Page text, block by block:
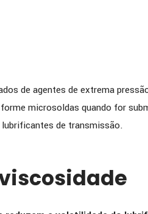
de agentes de extrema
microsoldas quando for
de transmissão.